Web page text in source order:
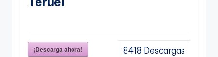
¡Descarga ahora! 8418 Descargas